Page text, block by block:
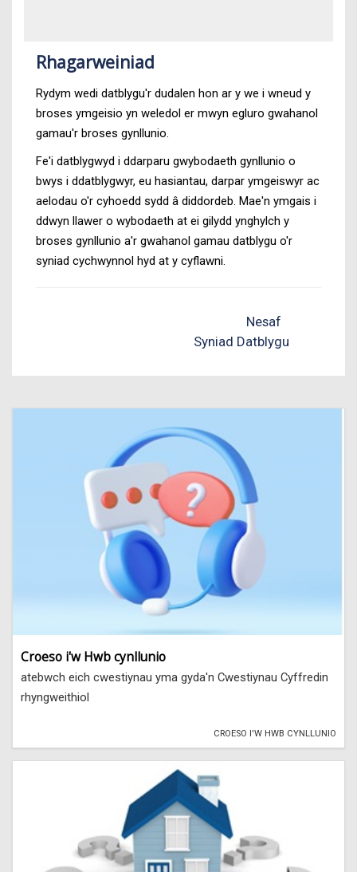
Rhagarweiniad
Rydym wedi datblygu'r dudalen hon ar y we i wneud y
broses ymgeisio yn weledol er mwyn egluro gwahanol
gamau'r broses gynllunio.
Fe'i datblygwyd i ddarparu gwybodaeth gynllunio o
bwys i ddatblygwyr, eu hasiantau, darpar ymgeiswyr ac
aelodau o'r cyhoedd sydd â diddordeb. Mae'n ymgais i
ddwyn llawer o wybodaeth at ei gilydd ynghylch y
broses gynllunio a'r gwahanol gamau datblygu o'r
syniad cychwynnol hyd at y cyflawni.
Nesaf
Syniad Datblygu
Croeso i'w Hwb cynllunio
atebwch eich cwestiynau yma gyda'n Cwestiynau Cyffredin
rhyngweithiol
CROESO I'W HWB CYNLLUNIO